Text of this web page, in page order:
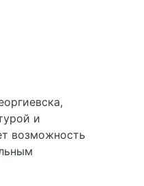
и
возможность